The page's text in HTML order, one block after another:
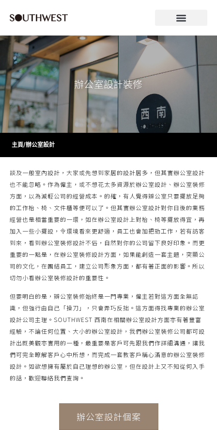
辦公室設計裝修
主頁/辦公室設計
談及一般室內設計，大家或先想到家居的設計居多，但其實辦公室設計
也不能忽略。作為僱主，或不想花太多資源於辦公室設計、辦公室裝修
方面，以為減輕公司的經營成本。的確，有人覺得辧公室只要擺放足夠
的工作枱、椅、文件櫃等便可以了。但其實辦公室設計對你日後的業務
經營也是相當重要的一環，如在辦公室設計上對枱、椅等擺放得宜，再
加入一些小擺設，令環境看來更舒適，員工也會加把勁工作，若有訪客
到來，看到辦公室裝修設計不俗，自然對你的公司留下良好印象。而更
重要的一點是，在辦公室裝修設計方面，如果能創造一套主題，突顯公
司的文化，在團結員工，建立公司形象方面，都有著正面的影響。所以
切勿小看辦公室裝修設計的重要性。
但要明白的是，辧公室裝修始終是一門專業，僱主若對這方面全無認
識，但強行由自己「操刀」，只會弄巧反拙。這方面得找專業的辦公室
設計公司主理。SOUTHWEST 西南在相關辦公室設計方面亦有著豐富
經驗，不論任何位置、大小的辦公室設計，我們辦公室裝修公司都可設
計出既美觀亦實用的一種，最重要是客戶可先跟我們作詳細溝通，讓我
們可完全瞭解客戶心中所想，而完成一套教客戶稱心滿意的辦公室裝修
設計。如欲想擁有屬於自己理想的辦公室，但在設計上又不知從何入手
的話，歡迎聯絡我們查詢。
辦公室設計個案